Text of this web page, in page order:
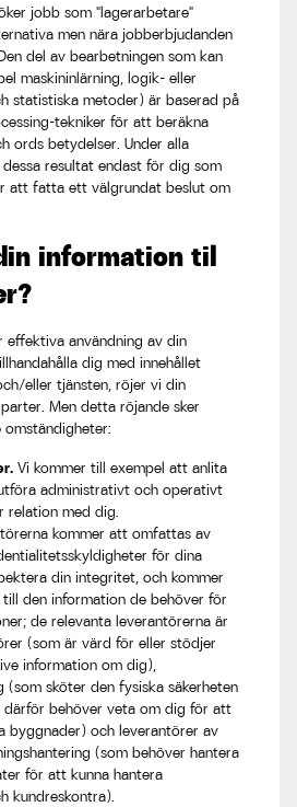
jobb som "lagerarbetare"
men nära jobberbjudanden
del av bearbetningen som kan
maskininlärning, logik- eller
statistiska metoder) är baserad på
tekniker för att beräkna
ords betydelser. Under alla
resultat endast för dig som
att fatta ett välgrundat beslut om
information til
användning av din
dig med innehållet
eller tjänsten, röjer vi din
Men detta röjande sker
Vi kommer till exempel att anlita
administrativt och operativt
relation med dig.
kommer att omfattas av
för dina
din integritet, och kommer
den information de behöver för
de relevanta leverantörerna är
(som är värd för eller stödjer
information om dig),
sköter den fysiska säkerheten
därför behöver veta om dig för att
byggnader) och leverantörer av
(som behöver hantera
för att kunna hantera
kundreskontra).